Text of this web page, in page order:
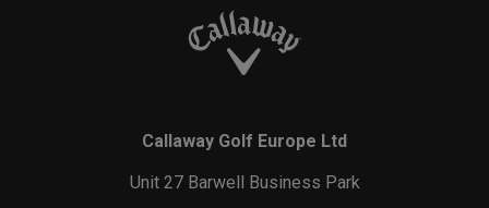
Callaway Golf Europe Ltd
Unit 27 Barwell Business Park